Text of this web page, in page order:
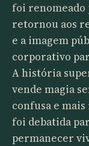
foi renomeado
retornou aos
e a imagem
corporativo
A história
vende magia
confusa e
foi debatida
permanecer